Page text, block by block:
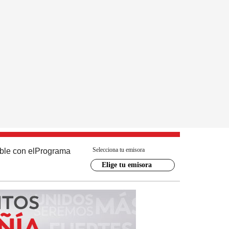
con el Programa Selecciona tu emisora
Elige tu emisora